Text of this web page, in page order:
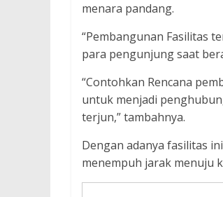
menara pandang.
“Pembangunan Fasilitas
para pengunjung saat
“Contohkan Rencana
untuk menjadi
terjun,” tambahnya.
Dengan adanya fasilitas
menempuh jarak menuju